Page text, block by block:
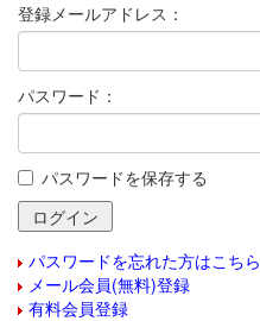
登録メールアドレス：
パスワード：
パスワードを保存する
パスワードを忘れた方はこちら
メール会員(無料)登録
有料会員登録